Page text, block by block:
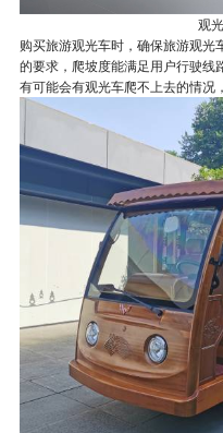
观
购买旅游观光车时，确保旅游观
的要求，爬坡度能满足用户行驶线
有可能会有观光车爬不上去的情况